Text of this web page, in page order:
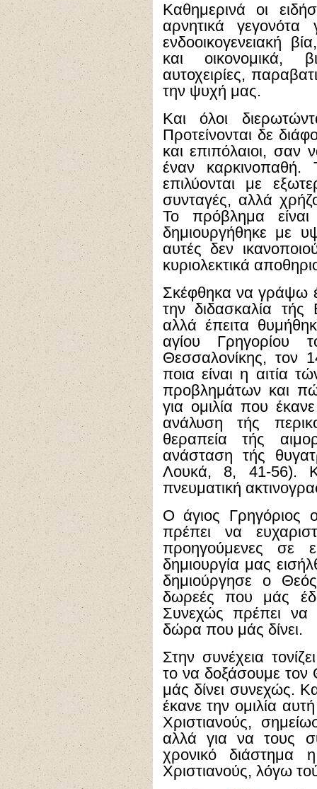
Καθημερινά οι
αρνητικά γεγονότα
ενδοοικογενειακή
και οικονομικά,
αυτοχειρίες,
την ψυχή μας.
Και όλοι
Προτείνονται δε
και επιπόλαιοι, σαν
έναν καρκινοπαθή.
επιλύονται με
συνταγές, αλλά
Το πρόβλημα
δημιουργήθηκε με
αυτές δεν
κυριολεκτικά
Σκέφθηκα να γράψω
την διδασκαλία
αλλά έπειτα
αγίου Γρηγορίου
Θεσσαλονίκης, τον
ποια είναι η αιτία
προβλημάτων και
για ομιλία που
ανάλυση τής
θεραπεία τής
ανάσταση τής
Λουκά, 8, 41-56).
πνευματική
Ο άγιος Γρηγόριος
πρέπει να
προηγούμενες σε
δημιουργία μας
δημιούργησε ο
δωρεές που μάς
Συνεχώς πρέπει να
δώρα που μάς δίνει.
Στην συνέχεια
το να δοξάσουμε
μάς δίνει συνεχώς.
έκανε την ομιλία
Χριστιανούς,
αλλά για να τους
χρονικό διάστημα
Χριστιανούς, λόγω